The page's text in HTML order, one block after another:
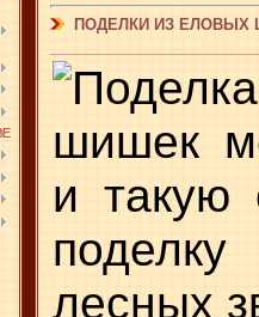
ПОДЕЛКИ ИЗ ЕЛОВЫХ
шишек
и такую
лесных